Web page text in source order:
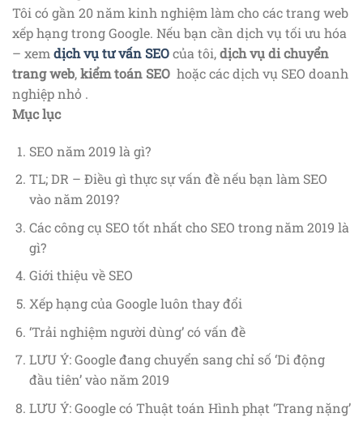
Tôi có gần 20 năm kinh nghiệm làm cho các trang web
xếp hạng trong Google. Nếu bạn cần dịch vụ tối ưu hóa
– xem dịch vụ tư vấn SEOcủa tôi,dịch vụ di chuyển
trang web,kiểm toán SEO hoặc các dịch vụ SEO doanh
nghiệp nhỏ .
Mục lục
SEO năm 2019 là gì?
TL; DR – Điều gì thực sự vấn đề nếu bạn làm SEO
vào năm 2019?
Các công cụ SEO tốt nhất cho SEO trong năm 2019 là
gì?
Giới thiệu về SEO
Xếp hạng của Google luôn thay đổi
‘Trải nghiệm người dùng’ có vấn đề
LƯU Ý: Google đang chuyển sang chỉ số ‘Di động
đầu tiên’ vào năm 2019
LƯU Ý: Google có Thuật toán Hình phạt ‘Trang nặng’